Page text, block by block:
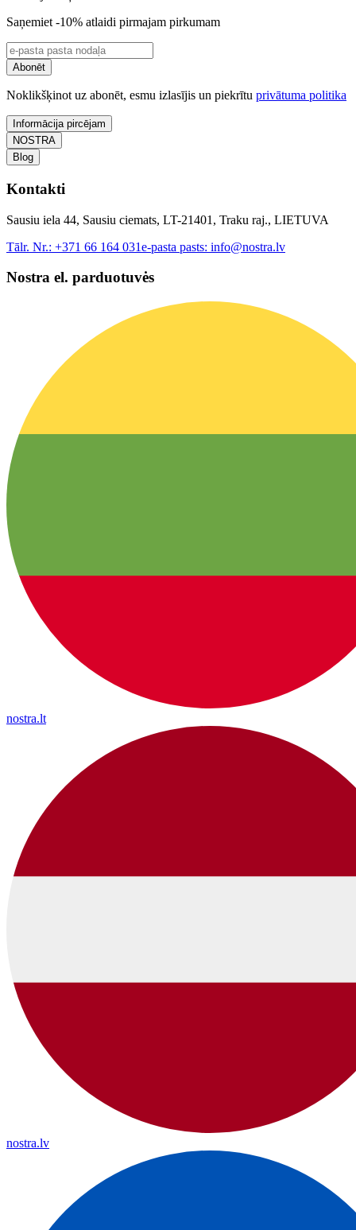
Saņemiet -10% atlaidi pirmajam pirkumam
Abonēt
Noklikšķinot uz abonēt, esmu izlasījis un piekrītu privātuma politika
Informācija pircējam
NOSTRA
Blog
Kontakti
Sausiu iela 44, Sausiu ciemats, LT-21401, Traku raj., LIETUVA
Tālr. Nr.: +371 66 164 031e-pasta pasts: info@nostra.lv
Nostra el. parduotuvės
nostra.lt
nostra.lv